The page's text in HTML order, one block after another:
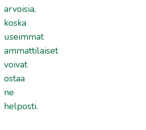
arvoisia,
koska
useimmat
ammattilaiset
voivat
ostaa
ne
helposti.